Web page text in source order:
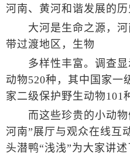
河南、黄河和谐发展的历
大河是生命之源，河
带过渡地区，生物
多样性丰富。调查显
动物520种，其中国家一
家二级保护野生动物101
而这些珍贵的小动物
河南”展厅与观众在线互
头潜鸭“浅浅”为大家讲